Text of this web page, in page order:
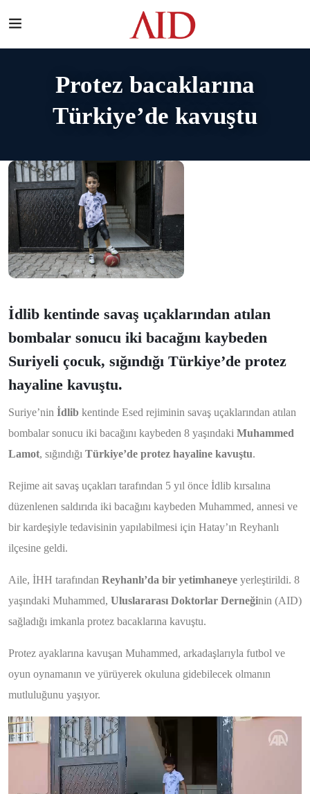
Protez bacaklarına
Türkiye’de kavuştu
İdlib kentinde savaş uçaklarından atılan
bombalar sonucu iki bacağını kaybeden
Suriyeli çocuk, sığındığı Türkiye’de protez
hayaline kavuştu.
Suriye’nin İdlib kentinde Esed rejiminin savaş uçaklarından atılan
bombalar sonucu iki bacağını kaybeden 8 yaşındaki Muhammed
Lamot, sığındığı Türkiye’de protez hayaline kavuştu.
Rejime ait savaş uçakları tarafından 5 yıl önce İdlib kırsalına
düzenlenen saldırıda iki bacağını kaybeden Muhammed, annesi ve
bir kardeşiyle tedavisinin yapılabilmesi için Hatay’ın Reyhanlı
ilçesine geldi.
Aile, İHH tarafından Reyhanlı’da bir yetimhaneye yerleştirildi. 8
yaşındaki Muhammed, Uluslararası Doktorlar Derneğinin (AID)
sağladığı imkanla protez bacaklarına kavuştu.
Protez ayaklarına kavuşan Muhammed, arkadaşlarıyla futbol ve
oyun oynamanın ve yürüyerek okuluna gidebilecek olmanın
mutluluğunu yaşıyor.